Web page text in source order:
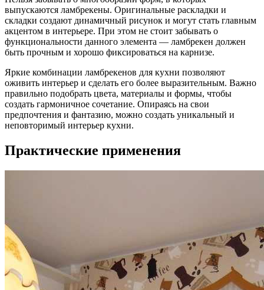
выпускаются ламбрекены. Оригинальные раскладки и
складки создают динамичный рисунок и могут стать главным
акцентом в интерьере. При этом не стоит забывать о
функциональности данного элемента — ламбрекен должен
быть прочным и хорошо фиксироваться на карнизе.
Яркие комбинации ламбрекенов для кухни позволяют
оживить интерьер и сделать его более выразительным. Важно
правильно подобрать цвета, материалы и формы, чтобы
создать гармоничное сочетание. Опираясь на свои
предпочтения и фантазию, можно создать уникальный и
неповторимый интерьер кухни.
Практические применения